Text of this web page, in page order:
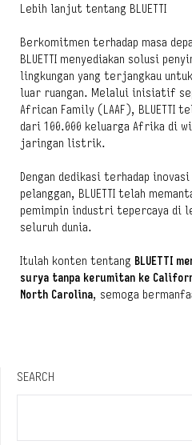
Lebih lanjut tentang BLUETTI
Berkomitmen terhadap masa
BLUETTI menyediakan solusi
lingkungan yang terjangkau
luar ruangan. Melalui inisiatif
African Family (LAAF), BLUETTI
dari 100.000 keluarga Afrika di
jaringan listrik.
Dengan dedikasi terhadap
pelanggan, BLUETTI telah
pemimpin industri tepercaya di
seluruh dunia.
Itulah konten tentang BLUETTI
surya tanpa kerumitan ke
North Carolina, semoga
SEARCH